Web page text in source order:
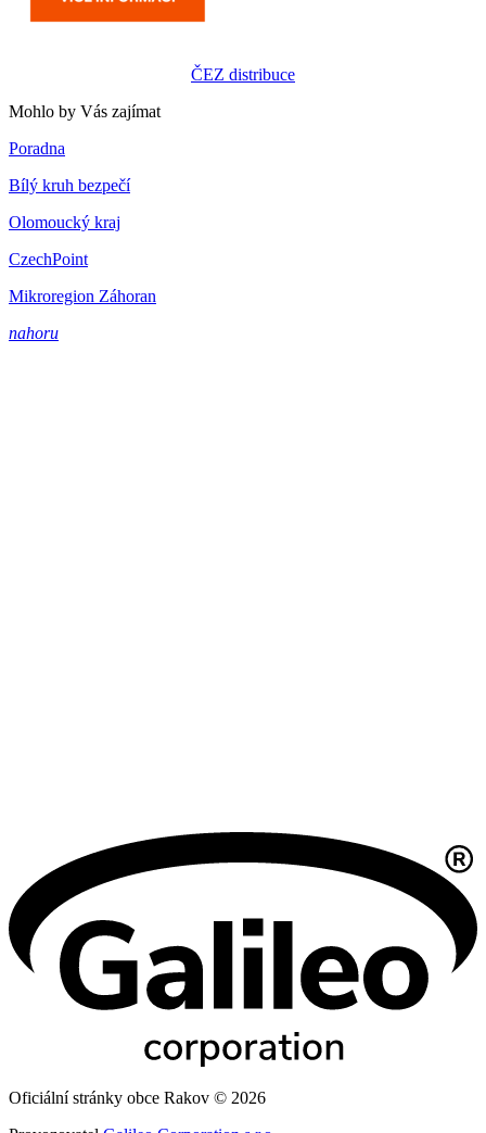
ČEZ distribuce
Mohlo by Vás zajímat
Poradna
Bílý kruh bezpečí
Olomoucký kraj
CzechPoint
Mikroregion Záhoran
nahoru
Oficiální stránky obce Rakov © 2026